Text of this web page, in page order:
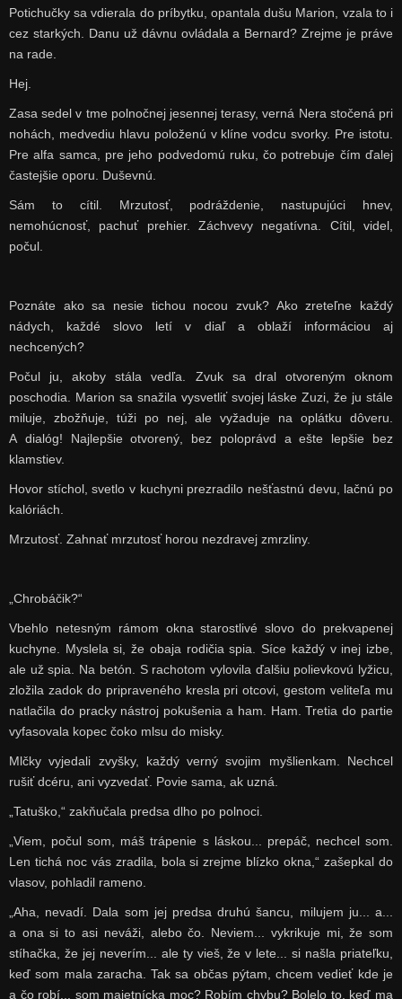
Potichučky sa vdierala do príbytku, opantala dušu Marion, vzala to i
cez starkých. Danu už dávnu ovládala a Bernard? Zrejme je práve
na rade.
Hej.
Zasa sedel v tme polnočnej jesennej terasy, verná Nera stočená pri
nohách, medvediu hlavu položenú v klíne vodcu svorky. Pre istotu.
Pre alfa samca, pre jeho podvedomú ruku, čo potrebuje čím ďalej
častejšie oporu. Duševnú.
Sám to cítil. Mrzutosť, podráždenie, nastupujúci hnev,
nemohúcnosť, pachuť prehier. Záchvevy negatívna. Cítil, videl,
počul.
Poznáte ako sa nesie tichou nocou zvuk? Ako zreteľne každý
nádych, každé slovo letí v diaľ a oblaží informáciou aj
nechcených?
Počul ju, akoby stála vedľa. Zvuk sa dral otvoreným oknom
poschodia. Marion sa snažila vysvetliť svojej láske Zuzi, že ju stále
miluje, zbožňuje, túži po nej, ale vyžaduje na oplátku dôveru.
A dialóg! Najlepšie otvorený, bez poloprávd a ešte lepšie bez
klamstiev.
Hovor stíchol, svetlo v kuchyni prezradilo nešťastnú devu, lačnú po
kalóriách.
Mrzutosť. Zahnať mrzutosť horou nezdravej zmrzliny.
„Chrobáčik?“
Vbehlo netesným rámom okna starostlivé slovo do prekvapenej
kuchyne. Myslela si, že obaja rodičia spia. Síce každý v inej izbe,
ale už spia. Na betón. S rachotom vylovila ďalšiu polievkovú lyžicu,
zložila zadok do pripraveného kresla pri otcovi, gestom veliteľa mu
natlačila do pracky nástroj pokušenia a ham. Ham. Tretia do partie
vyfasovala kopec čoko mlsu do misky.
Mlčky vyjedali zvyšky, každý verný svojim myšlienkam. Nechcel
rušiť dcéru, ani vyzvedať. Povie sama, ak uzná.
„Tatuško,“ zakňučala predsa dlho po polnoci.
„Viem, počul som, máš trápenie s láskou... prepáč, nechcel som.
Len tichá noc vás zradila, bola si zrejme blízko okna,“ zašepkal do
vlasov, pohladil rameno.
„Aha, nevadí. Dala som jej predsa druhú šancu, milujem ju... a...
a ona si to asi neváži, alebo čo. Neviem... vykrikuje mi, že som
stíhačka, že jej neverím... ale ty vieš, že v lete... si našla priateľku,
keď som mala zaracha. Tak sa občas pýtam, chcem vedieť kde je
a čo robí... som majetnícka moc? Robím chybu? Bolelo to, keď ma